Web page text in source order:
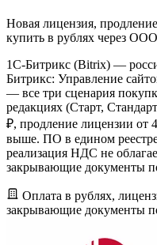
Новая лицензия,
купить в рублях через
1С-Битрикс (Bitrix) —
Битрикс: Управление
— все три сценария
редакциях (Старт,
₽, продление лицензии от
выше. ПО в едином
реализация НДС не
закрывающие документы
Оплата в рублях,
закрывающие документы